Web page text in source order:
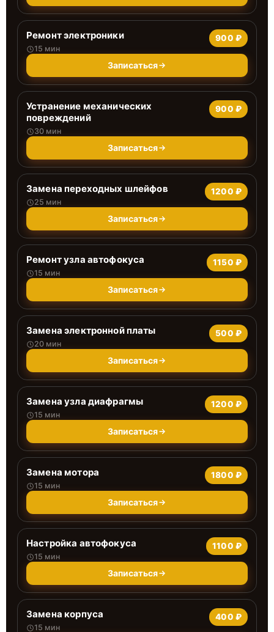
Ремонт электроники
15 мин
900 ₽
Записаться
Устранение механических
повреждений
30 мин
900 ₽
Записаться
Замена переходных шлейфов
25 мин
1200 ₽
Записаться
Ремонт узла автофокуса
15 мин
1150 ₽
Записаться
Замена электронной платы
20 мин
500 ₽
Записаться
Замена узла диафрагмы
15 мин
1200 ₽
Записаться
Замена мотора
15 мин
1800 ₽
Записаться
Настройка автофокуса
15 мин
1100 ₽
Записаться
Замена корпуса
15 мин
400 ₽